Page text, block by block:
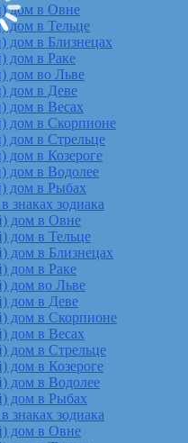
дом в Овне
дом в Тельце
дом в Близнецах
дом в Раке
дом во Льве
дом в Деве
дом в Весах
дом в Скорпионе
дом в Стрельце
дом в Козероге
дом в Водолее
дом в Рыбах
знаках зодиака
дом в Овне
дом в Тельце
дом в Близнецах
дом в Раке
дом во Льве
дом в Деве
дом в Скорпионе
дом в Весах
дом в Стрельце
дом в Козероге
дом в Водолее
дом в Рыбах
знаках зодиака
дом в Овне